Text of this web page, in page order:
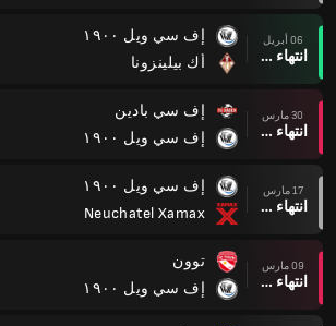
06 أبريل
انتهاء وقت المباراة
إف سي ويل ١٩٠٠
أك بيلينزونا
30 مارس
انتهاء وقت المباراة
إف سي بادين
إف سي ويل ١٩٠٠
17 مارس
انتهاء وقت المباراة
إف سي ويل ١٩٠٠
Neuchatel Xamax
09 مارس
انتهاء وقت المباراة
توون
إف سي ويل ١٩٠٠